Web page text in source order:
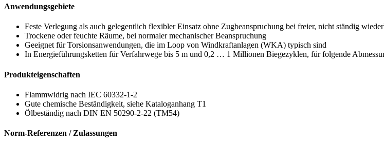
Anwendungsgebiete
Feste Verlegung als auch gelegentlich flexibler Einsatz ohne Zugbeanspruchung bei freier, nicht ständig
Trockene oder feuchte Räume, bei normaler mechanischer Beanspruchung
Geeignet für Torsionsanwendungen, die im Loop von Windkraftanlagen (WKA) typisch sind
In Energieführungsketten für Verfahrwege bis 5 m und 0,2 … 1 Millionen Biegezyklen, für folgende
Produkteigenschaften
Flammwidrig nach IEC 60332-1-2
Gute chemische Beständigkeit, siehe Kataloganhang T1
Ölbeständig nach DIN EN 50290-2-22 (TM54)
Norm-Referenzen / Zulassungen